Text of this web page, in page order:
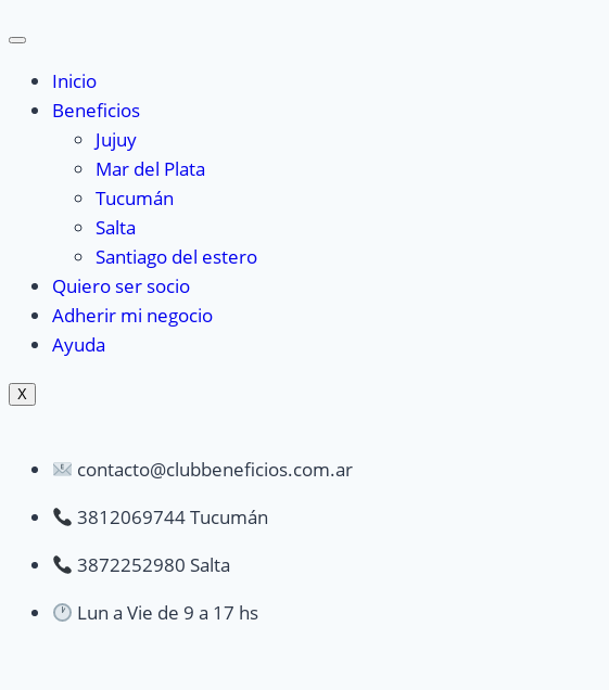
Inicio
Beneficios
Jujuy
Mar del Plata
Tucumán
Salta
Santiago del estero
Quiero ser socio
Adherir mi negocio
Ayuda
X
contacto@clubbeneficios.com.ar
3812069744 Tucumán
3872252980 Salta
Lun a Vie de 9 a 17 hs